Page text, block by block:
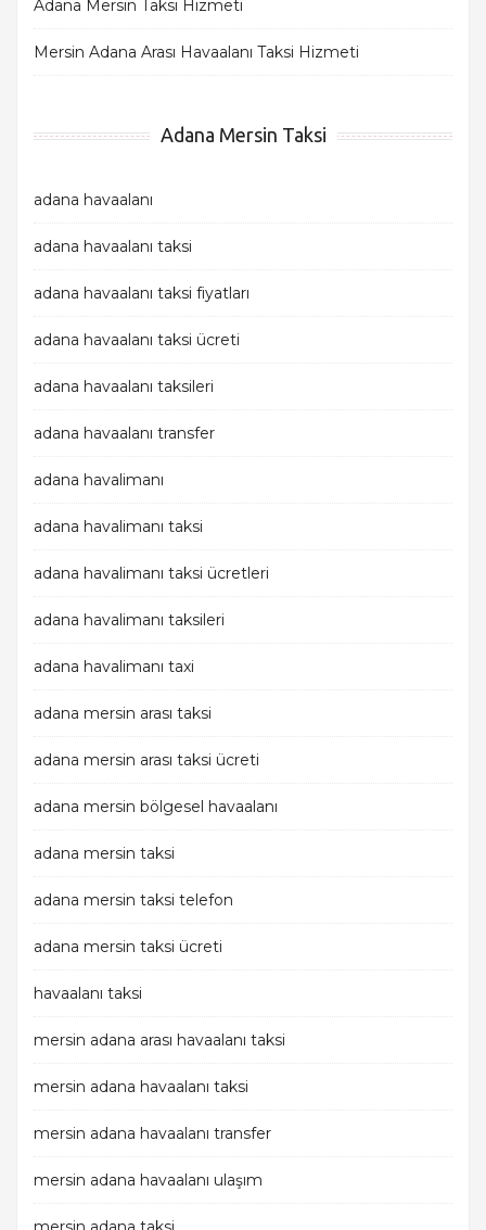
Adana Mersin Taksi Hizmeti
Mersin Adana Arası Havaalanı Taksi Hizmeti
Adana Mersin Taksi
adana havaalanı
adana havaalanı taksi
adana havaalanı taksi fiyatları
adana havaalanı taksi ücreti
adana havaalanı taksileri
adana havaalanı transfer
adana havalimanı
adana havalimanı taksi
adana havalimanı taksi ücretleri
adana havalimanı taksileri
adana havalimanı taxi
adana mersin arası taksi
adana mersin arası taksi ücreti
adana mersin bölgesel havaalanı
adana mersin taksi
adana mersin taksi telefon
adana mersin taksi ücreti
havaalanı taksi
mersin adana arası havaalanı taksi
mersin adana havaalanı taksi
mersin adana havaalanı transfer
mersin adana havaalanı ulaşım